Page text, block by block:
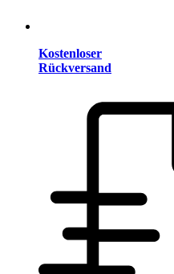
Kostenloser
Rückversand